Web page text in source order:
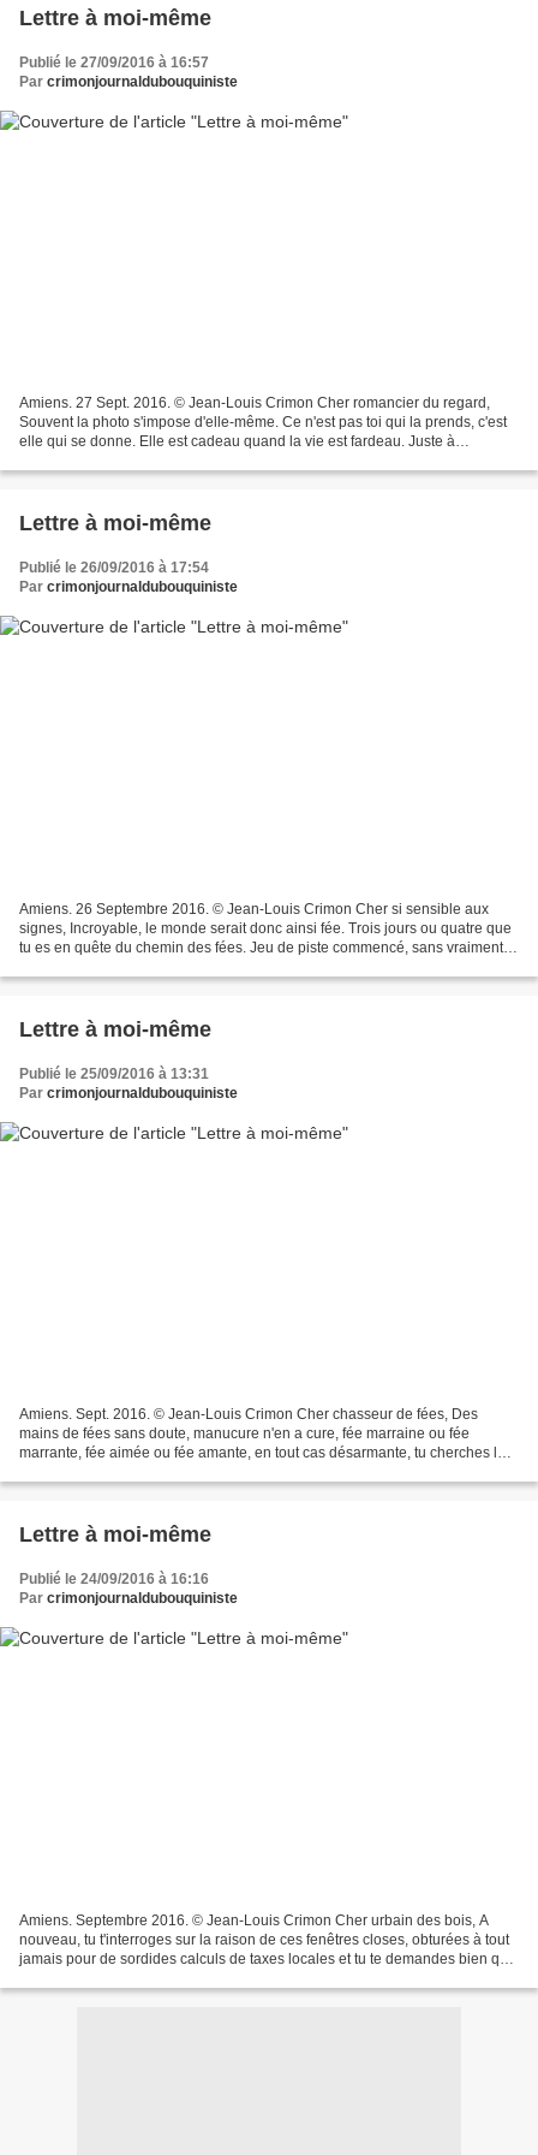
Lettre à moi-même
Publié le 27/09/2016 à 16:57
Par crimonjournaldubouquiniste
Amiens. 27 Sept. 2016. © Jean-Louis Crimon Cher romancier du regard,
Souvent la photo s'impose d'elle-même. Ce n'est pas toi qui la prends, c'est
elle qui se donne. Elle est cadeau quand la vie est fardeau. Juste à
Lettre à moi-même
Publié le 26/09/2016 à 17:54
Par crimonjournaldubouquiniste
Amiens. 26 Septembre 2016. © Jean-Louis Crimon Cher si sensible aux
signes, Incroyable, le monde serait donc ainsi fée. Trois jours ou quatre que
tu es en quête du chemin des fées. Jeu de piste commencé, sans vraiment
Lettre à moi-même
Publié le 25/09/2016 à 13:31
Par crimonjournaldubouquiniste
Amiens. Sept. 2016. © Jean-Louis Crimon Cher chasseur de fées, Des
mains de fées sans doute, manucure n'en a cure, fée marraine ou fée
marrante, fée aimée ou fée amante, en tout cas désarmante, tu cherches le
Lettre à moi-même
Publié le 24/09/2016 à 16:16
Par crimonjournaldubouquiniste
Amiens. Septembre 2016. © Jean-Louis Crimon Cher urbain des bois, A
nouveau, tu t'interroges sur la raison de ces fenêtres closes, obturées à tout
jamais pour de sordides calculs de taxes locales et tu te demandes bien qui